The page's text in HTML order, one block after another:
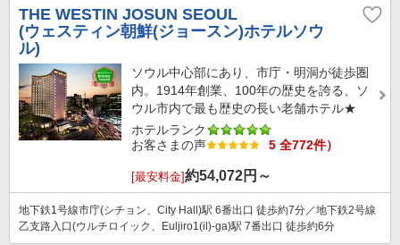
THE WESTIN JOSUN SEOUL
(ウェスティン朝鮮(ジョースン)ホテルソウ
ル)
ソウル中心部にあり、市庁・明洞が徒歩圏
内。1914年創業、100年の歴史を誇る、ソ
ウル市内で最も歴史の長い老舗ホテル★
ホテルランク
お客さまの声
5 全772件）
[最安料金]約54,072円～
地下鉄1号線市庁(シチョン、City Hall)駅 6番出口 徒歩約7分／地下鉄2号線
乙支路入口(ウルチロイック、Euljiro1(il)-ga)駅 7番出口 徒歩約6分